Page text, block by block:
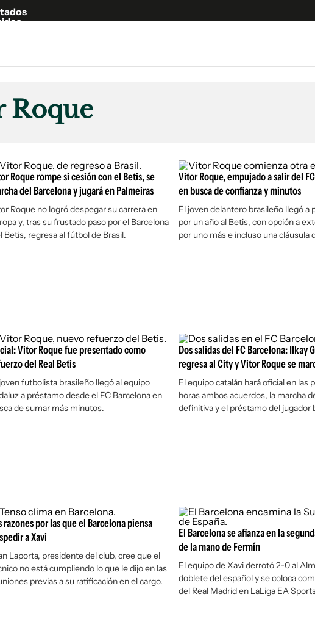
Fúnebres
Estados Unidos
Roque
Roque rompe si cesión con el Betis, se
del Barcelona y jugará en Palmeiras
Roque no logró despegar su carrera en
y, tras su frustado paso por el Barcelona
Betis, regresa al fútbol de Brasil.
Vitor Roque, empujado a salir del
en busca de confianza y minutos
El joven delantero brasileño llegó a
por un año al Betis, con opción a
por uno más e incluso una cláusula
Vitor Roque fue presentado como
del Real Betis
futbolista brasileño llegó al equipo
a préstamo desde el FC Barcelona en
de sumar más minutos.
Dos salidas del FC Barcelona: Ilkay
regresa al City y Vitor Roque se
El equipo catalán hará oficial en las
horas ambos acuerdos, la marcha
definitiva y el préstamo del jugador
razones por las que el Barcelona piensa
a Xavi
Laporta, presidente del club, cree que el
no está cumpliendo lo que le dijo en las
previas a su ratificación en el cargo.
El Barcelona se afianza en la
de la mano de Fermín
El equipo de Xavi derrotó 2-0 al
doblete del español y se coloca
del Real Madrid en LaLiga EA